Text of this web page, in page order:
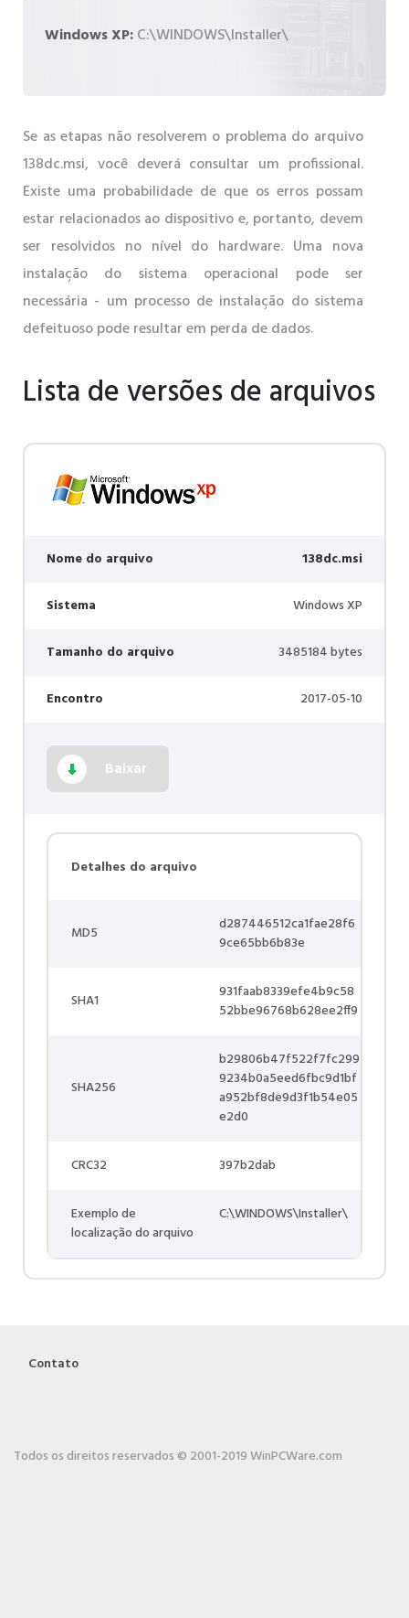
Windows XP:C:\WINDOWS\Installer\
Se as etapas não resolverem o problema do arquivo
138dc.msi, você deverá consultar um profissional.
Existe uma probabilidade de que os erros possam
estar relacionados ao dispositivo e, portanto, devem
ser resolvidos no nível do hardware. Uma nova
instalação do sistema operacional pode ser
necessária - um processo de instalação do sistema
defeituoso pode resultar em perda de dados.
Lista de versões de arquivos
Nome do arquivo 138dc.msi
Sistema Windows XP
Tamanho do arquivo 3485184 bytes
Encontro 2017-05-10
Baixar
Detalhes do arquivo
MD5
d287446512ca1fae28f6
9ce65bb6b83e
SHA1
931faab8339efe4b9c58
52bbe96768b628ee2ff9
SHA256
b29806b47f522f7fc299
9234b0a5eed6fbc9d1bf
a952bf8de9d3f1b54e05
e2d0
CRC32 397b2dab
Exemplo de
localização do arquivo
C:\WINDOWS\Installer\
Contato
Todos os direitos reservados © 2001-2019 WinPCWare.com